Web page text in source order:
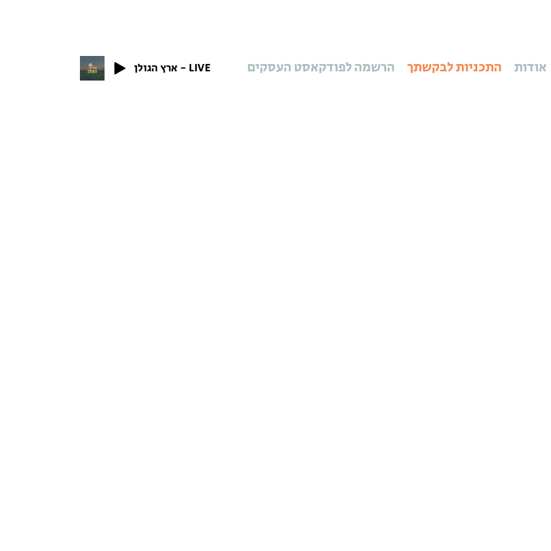
אודות התכניות לבקשתך הרשמה לפודקאסט העסקים ארץ הגולן - LIVE